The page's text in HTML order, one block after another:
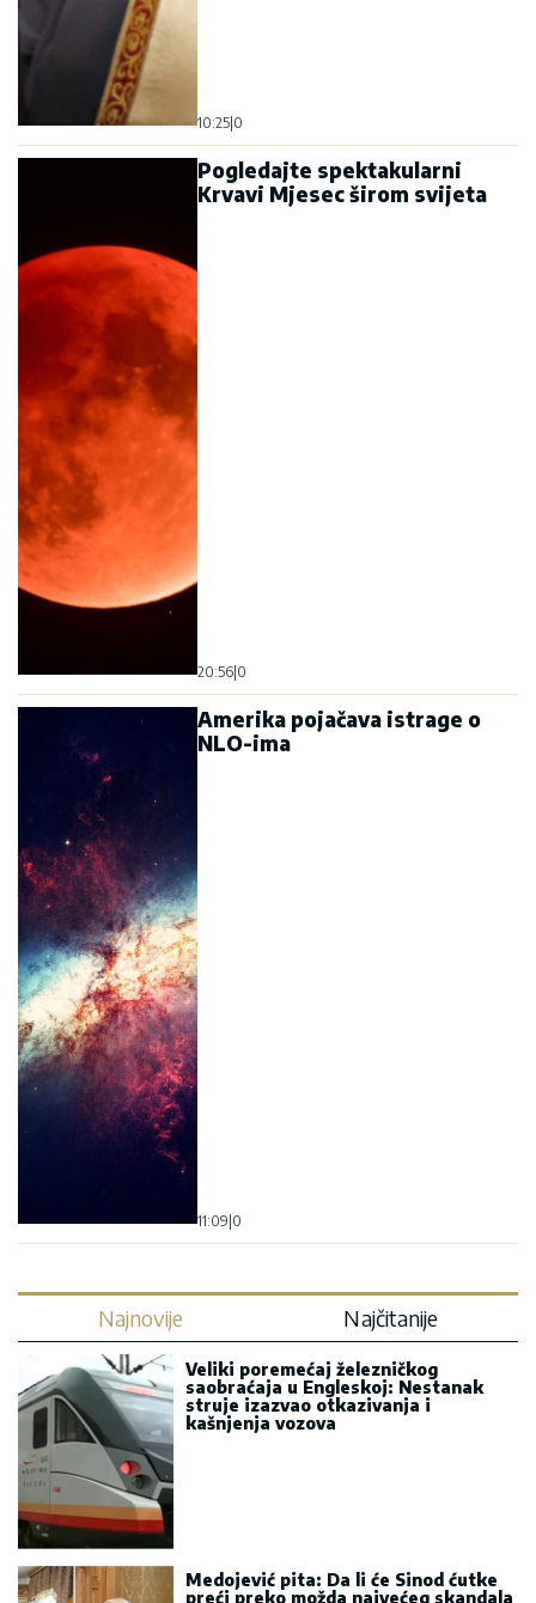
10:25|0
Pogledajte spektakularni
Krvavi Mjesec širom svijeta
20:56|0
Amerika pojačava istrage o
NLO-ima
11:09|0
Najnovije Najčitanije
Veliki poremećaj železničkog
saobraćaja u Engleskoj: Nestanak
struje izazvao otkazivanja i
kašnjenja vozova
Medojević pita: Da li će Sinod ćutke
preći preko možda najvećeg skandala